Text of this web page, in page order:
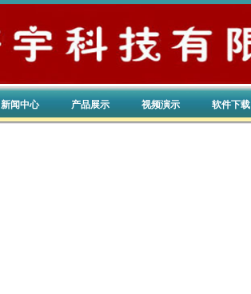
新闻中心 产品展示 视频演示 软件下载